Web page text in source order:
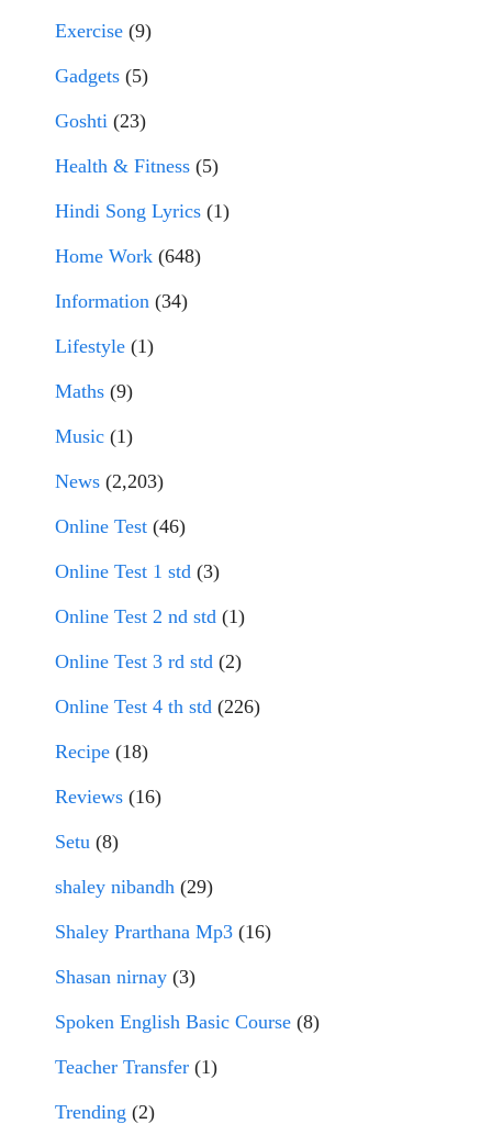
Exercise (9)
Gadgets (5)
Goshti (23)
Health & Fitness (5)
Hindi Song Lyrics (1)
Home Work (648)
Information (34)
Lifestyle (1)
Maths (9)
Music (1)
News (2,203)
Online Test (46)
Online Test 1 std (3)
Online Test 2 nd std (1)
Online Test 3 rd std (2)
Online Test 4 th std (226)
Recipe (18)
Reviews (16)
Setu (8)
shaley nibandh (29)
Shaley Prarthana Mp3 (16)
Shasan nirnay (3)
Spoken English Basic Course (8)
Teacher Transfer (1)
Trending (2)